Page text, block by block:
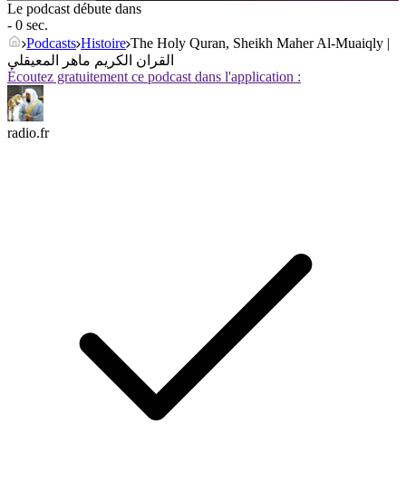
Le podcast débute dans
- 0 sec.
Podcasts Histoire The Holy Quran, Sheikh Maher Al-Muaiqly |
القران الكريم ماهر المعيقلي
Écoutez gratuitement ce podcast dans l'application :
radio.fr